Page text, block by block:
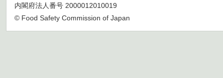
内閣府法人番号 2000012010019
© Food Safety Commission of Japan